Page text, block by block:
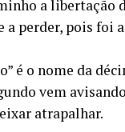
a libertação
a perder, pois foi
é o nome da
vem
atrapalhar.